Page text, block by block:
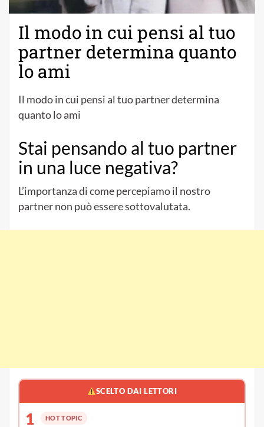
Il modo in cui pensi al tuo
partner determina quanto
lo ami
Il modo in cui pensi al tuo partner determina
quanto lo ami
Stai pensando al tuo partner
in una luce negativa?
L’importanza di come percepiamo il nostro
partner non può essere sottovalutata.
SCELTO DAI LETTORI
1 HOT TOPIC